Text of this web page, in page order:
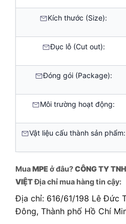
Kích thước (Size):
Đục lỗ (Cut out):
Đóng gói (Package):
Môi trường hoạt động:
Vật liệu cấu thành sản phẩm:
MuaMPEở đâu?CÔNG TY
VIỆTĐịa chỉ mua hàng tin cậy:
Địa chỉ: 616/61/198 Lê Đức
Đông, Thành phố Hồ Chí